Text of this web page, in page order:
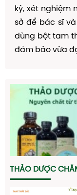
kỳ, xét nghiệm
sở để bác sĩ
dùng bột tam
đảm bảo vừa
THẢO DƯỢC